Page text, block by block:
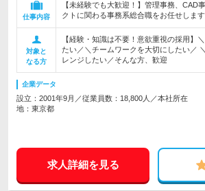
仕事内容
【未経験でも大歓迎！】管理事務、CAD
クトに関わる事務系総合職をお任せします
対象と
なる方
【経験・知識は不要！意欲重視の採用】
たい／＼チームワークを大切にしたい／
レンジしたい／そんな方、歓迎
企業データ
設立：2001年9月／従業員数：18,800人／本社所在
地：東京都
求人詳細を見る